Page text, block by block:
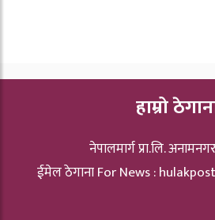
हाम्रो
नेपालमार्ग प्रा.लि.
ईमेल ठेगाना For News :